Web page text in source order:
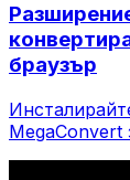
браузър
MegaConvert